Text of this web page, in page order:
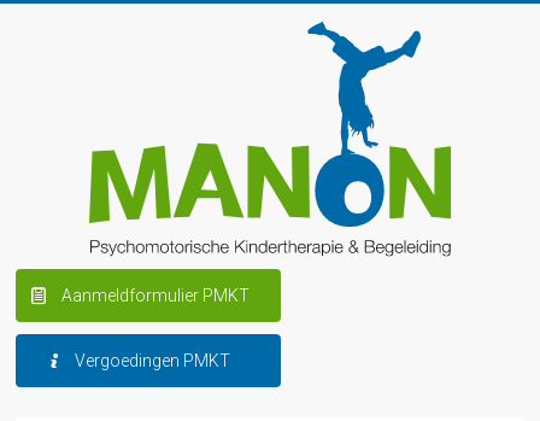
Aanmeldformulier PMKT
Vergoedingen PMKT